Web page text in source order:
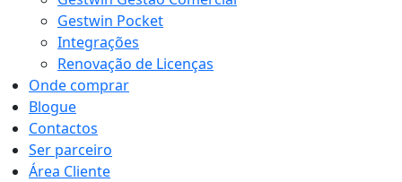
Gestwin Pocket
Integrações
Renovação de Licenças
Onde comprar
Blogue
Contactos
Ser parceiro
Área Cliente